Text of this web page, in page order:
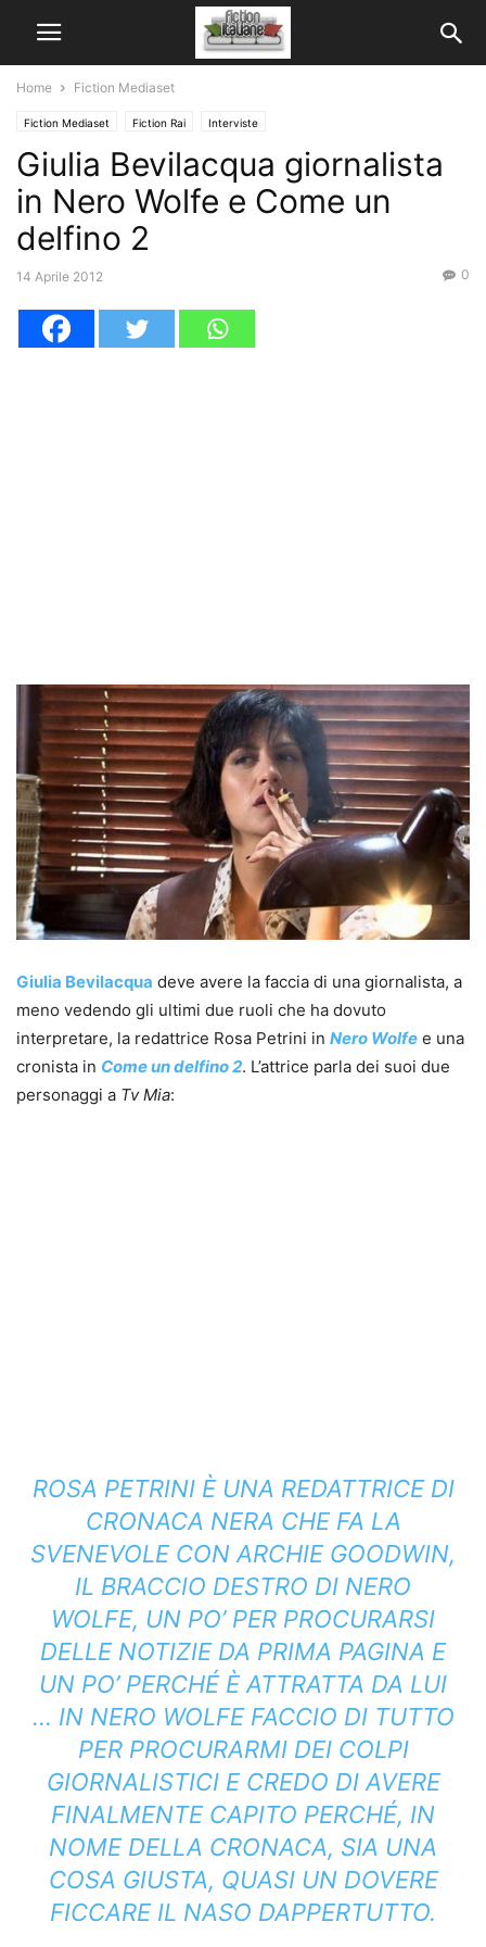
Home Fiction Mediaset
Fiction Mediaset Fiction Rai Interviste
Giulia Bevilacqua giornalista
in Nero Wolfe e Come un
delfino 2
14 Aprile 2012 0
Giulia Bevilacqua deve avere la faccia di una giornalista, a
meno vedendo gli ultimi due ruoli che ha dovuto
interpretare, la redattrice Rosa Petrini in Nero Wolfe e una
cronista in Come un delfino 2. L’attrice parla dei suoi due
personaggi a Tv Mia:
ROSA PETRINI È UNA REDATTRICE DI
CRONACA NERA CHE FA LA
SVENEVOLE CON ARCHIE GOODWIN,
IL BRACCIO DESTRO DI NERO
WOLFE, UN PO’ PER PROCURARSI
DELLE NOTIZIE DA PRIMA PAGINA E
UN PO’ PERCHÉ È ATTRATTA DA LUI
… IN NERO WOLFE FACCIO DI TUTTO
PER PROCURARMI DEI COLPI
GIORNALISTICI E CREDO DI AVERE
FINALMENTE CAPITO PERCHÉ, IN
NOME DELLA CRONACA, SIA UNA
COSA GIUSTA, QUASI UN DOVERE
FICCARE IL NASO DAPPERTUTTO.